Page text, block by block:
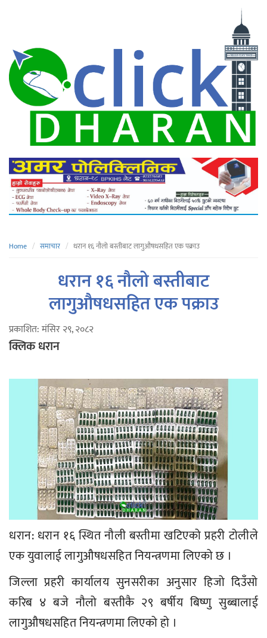
Home समाचार धरान १६ नौलो बस्तीबाट लागुऔषधसहित एक पक्राउ
धरान १६ नौलो बस्तीबाट
लागुऔषधसहित एक पक्राउ
प्रकाशित: मंसिर २९, २०८२
क्लिक धरान
धरान: धरान १६ स्थित नौली बस्तीमा खटिएको प्रहरी टोलीले
एक युवालाई लागुऔषधसहित नियन्त्रणमा लिएको छ ।
जिल्ला प्रहरी कार्यालय सुनसरीका अनुसार हिजो दिउँसो
करिब ४ बजे नौलो बस्तीकै २९ बर्षीय बिष्णु सुब्बालाई
लागुऔषधसहित नियन्त्रणमा लिएको हो ।